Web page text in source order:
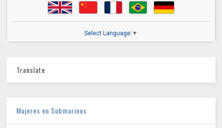
Select Language ▼
Translate
Mujeres en Submarinos